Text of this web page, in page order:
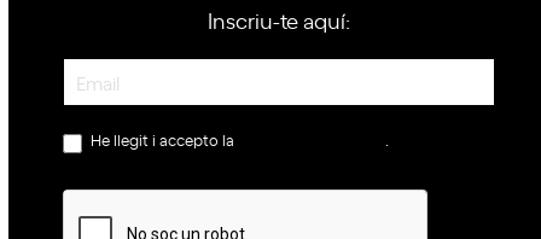
Inscriu-te aquí:
He llegit i accepto la